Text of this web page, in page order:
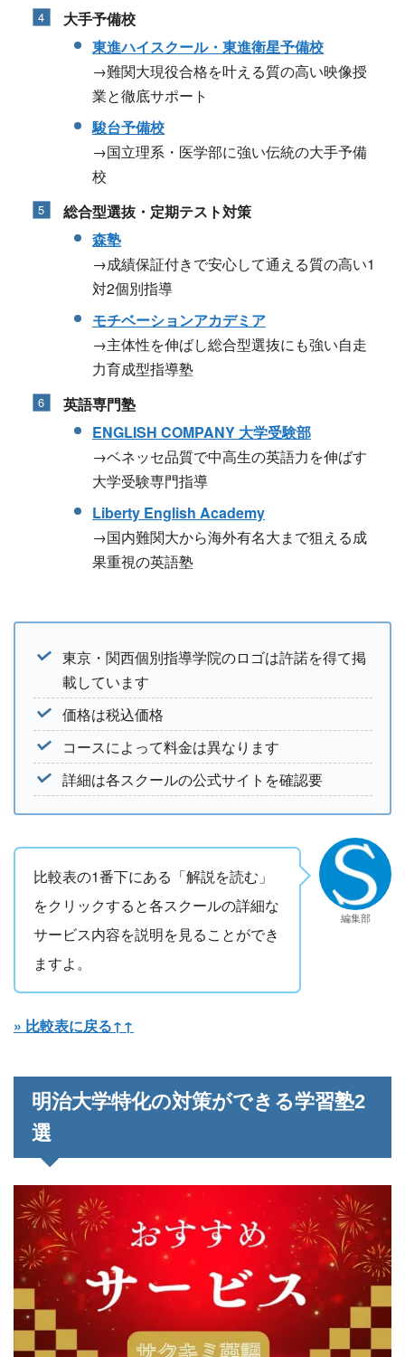
大手予備校
東進ハイスクール・東進衛星予備校
→難関大現役合格を叶える質の高い映像授
業と徹底サポート
駿台予備校
→国立理系・医学部に強い伝統の大手予備
校
総合型選抜・定期テスト対策
森塾
→成績保証付きで安心して通える質の高い1
対2個別指導
モチベーションアカデミア
→主体性を伸ばし総合型選抜にも強い自走
力育成型指導塾
英語専門塾
ENGLISH COMPANY 大学受験部
→ベネッセ品質で中高生の英語力を伸ばす
大学受験専門指導
Liberty English Academy
→国内難関大から海外有名大まで狙える成
果重視の英語塾
東京・関西個別指導学院のロゴは許諾を得て掲
載しています
価格は税込価格
コースによって料金は異なります
詳細は各スクールの公式サイトを確認要
比較表の1番下にある「解説を読む」
をクリックすると各スクールの詳細な
サービス内容を説明を見ることができ
ますよ。
編集部
» 比較表に戻る↑↑
明治大学特化の対策ができる学習塾2
選